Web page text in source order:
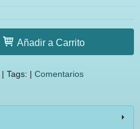
Añadir a Carrito
| Tags: | Comentarios